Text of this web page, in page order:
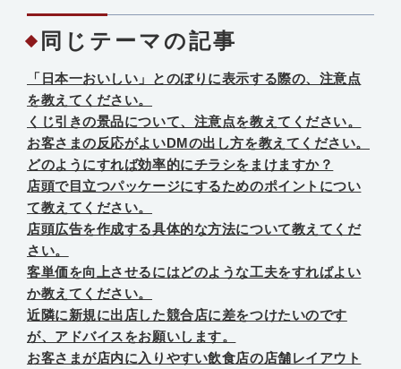
同じテーマの記事
「日本一おいしい」とのぼりに表示する際の、注意点
を教えてください。
くじ引きの景品について、注意点を教えてください。
お客さまの反応がよいDMの出し方を教えてください。
どのようにすれば効率的にチラシをまけますか？
店頭で目立つパッケージにするためのポイントについ
て教えてください。
店頭広告を作成する具体的な方法について教えてくだ
さい。
客単価を向上させるにはどのような工夫をすればよい
か教えてください。
近隣に新規に出店した競合店に差をつけたいのです
が、アドバイスをお願いします。
お客さまが店内に入りやすい飲食店の店舗レイアウト